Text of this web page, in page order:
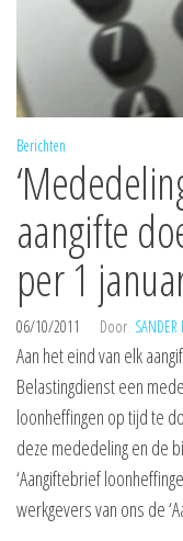
Berichten
aangifte
per 1
06/10/2011 Door SANDER
Aan het eind van elk
Belastingdienst een
loonheffingen op tijd te
deze mededeling en de
‘Aangiftebrief
werkgevers van ons de